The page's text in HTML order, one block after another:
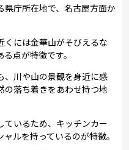
庁所在地で、名古屋方面か
くには金華山がそびえるな
点が特徴です。
、川や山の景観を身近に感
の落ち着きをあわせ持つ地
ているため、キッチンカー
ルを持っているのが特徴。